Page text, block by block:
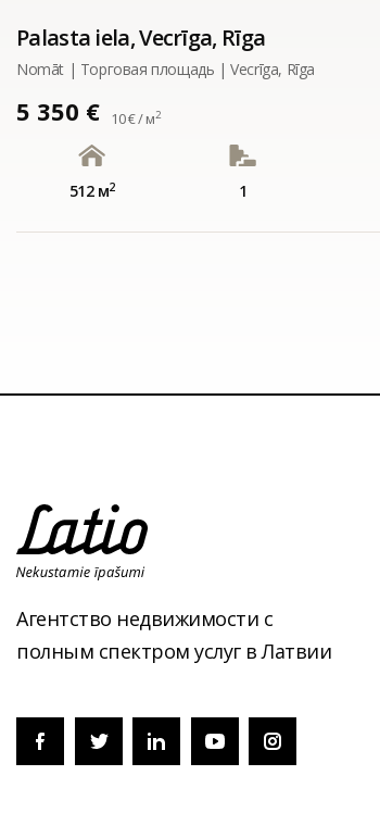
Palasta iela, Vecrīga, Rīga
Nomāt | Tорговая площадь | Vecrīga, Rīga
5 350 € 10 € / м2
512 м2 1
Агентство недвижимости с
полным спектром услуг в Латвии